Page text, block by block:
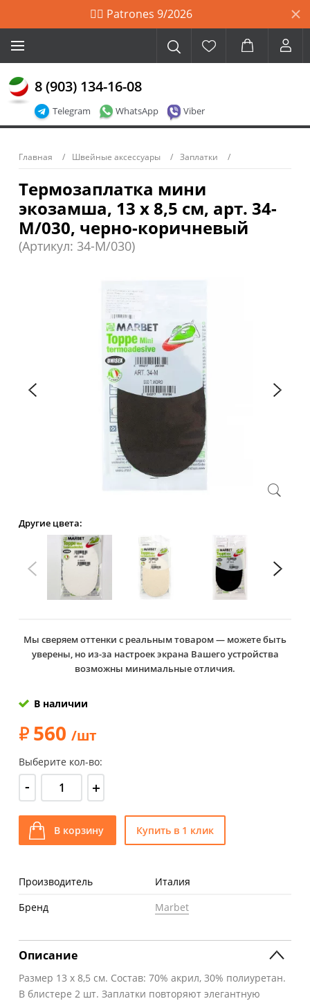
🙋‍♀️ Patrones 9/2026
Telegram WhatsApp Viber
8 (903) 134-16-08
Главная Швейные аксессуары Заплатки
Термозаплатка мини
экозамша, 13 х 8,5 см, арт. 34-
М/030, черно-коричневый
(Артикул: 34-M/030)
Другие цвета:
Мы сверяем оттенки с реальным товаром — можете быть
уверены, но из-за настроек экрана Вашего устройства
возможны минимальные отличия.
В наличии
560 /шт
Выберите кол-во:
- +
В корзину Купить в 1 клик
Производитель
Италия
Бренд
Marbet
Описание
Размер 13 х 8,5 см. Состав: 70% акрил, 30% полиуретан.
В блистере 2 шт. Заплатки повторяют элегантную